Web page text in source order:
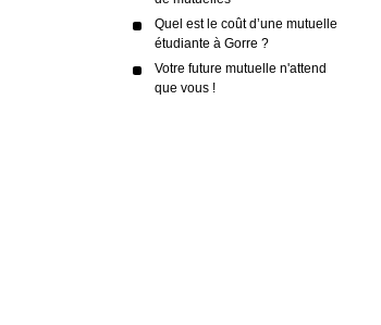
Quel est le coût d’une mutuelle
étudiante à Gorre ?
Votre future mutuelle n'attend
que vous !